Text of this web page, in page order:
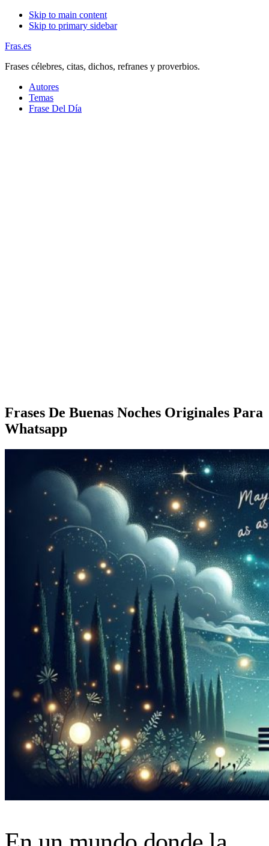
Skip to main content
Skip to primary sidebar
Fras.es
Frases célebres, citas, dichos, refranes y proverbios.
Autores
Temas
Frase Del Día
Frases De Buenas Noches Originales Para
Whatsapp